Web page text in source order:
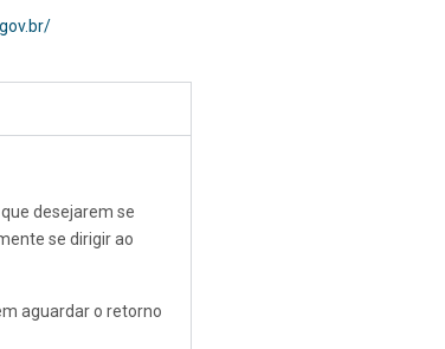
desejarem se
se dirigir ao
aguardar o retorno